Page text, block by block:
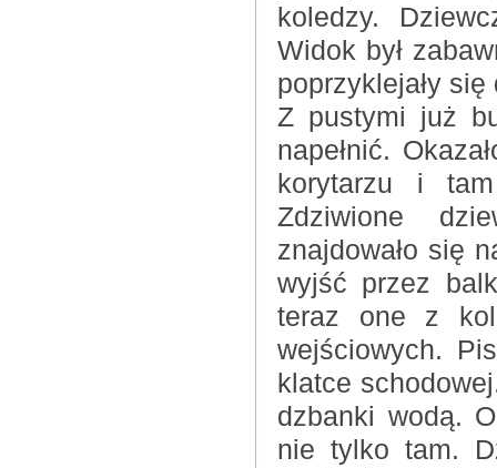
koledzy.
Widok był
poprzyklejały się
Z pustymi już
napełnić.
korytarzu i
Zdziwione
znajdowało się
wyjść przez
teraz one z
wejściowych.
klatce
dzbanki wodą.
nie tylko tam.